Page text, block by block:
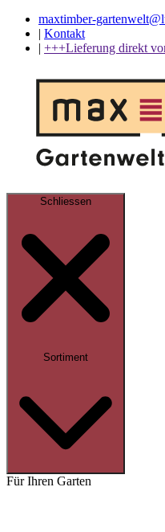
maxtimber-
| Kontakt
| +++Lieferung direkt
Schliessen
Sortiment
Für Ihren Garten